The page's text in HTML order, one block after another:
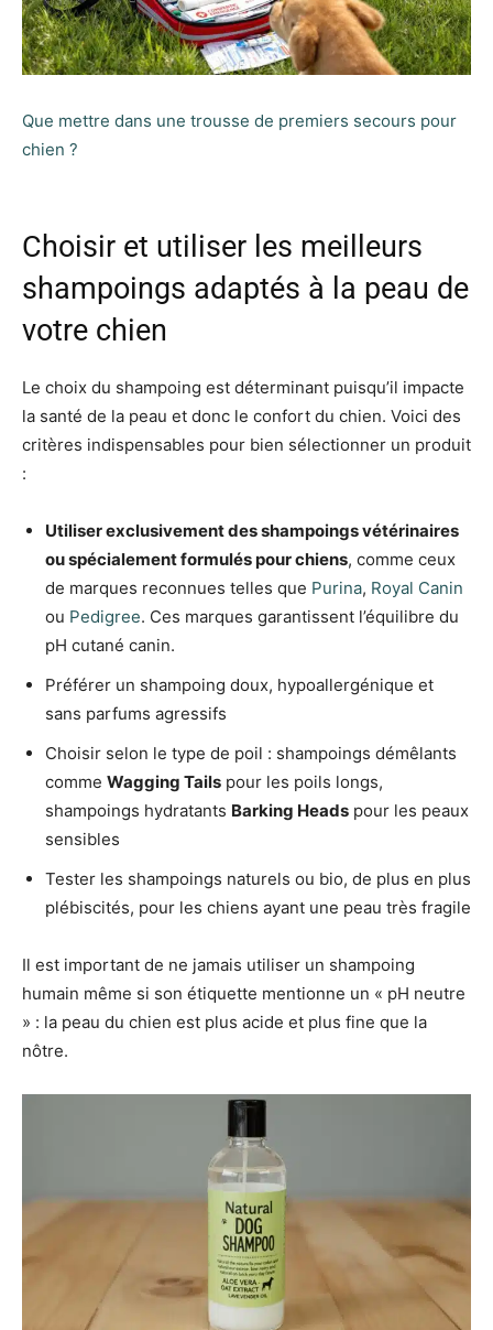
Que mettre dans une trousse de premiers secours pour
chien ?
Choisir et utiliser les meilleurs
shampoings adaptés à la peau de
votre chien
Le choix du shampoing est déterminant puisqu’il impacte
la santé de la peau et donc le confort du chien. Voici des
critères indispensables pour bien sélectionner un produit
:
Utiliser exclusivement des shampoings vétérinaires
ou spécialement formulés pour chiens, comme ceux
de marques reconnues telles que Purina, Royal Canin
ou Pedigree. Ces marques garantissent l’équilibre du
pH cutané canin.
Préférer un shampoing doux, hypoallergénique et
sans parfums agressifs
Choisir selon le type de poil : shampoings démêlants
comme Wagging Tails pour les poils longs,
shampoings hydratants Barking Heads pour les peaux
sensibles
Tester les shampoings naturels ou bio, de plus en plus
plébiscités, pour les chiens ayant une peau très fragile
Il est important de ne jamais utiliser un shampoing
humain même si son étiquette mentionne un « pH neutre
» : la peau du chien est plus acide et plus fine que la
nôtre.